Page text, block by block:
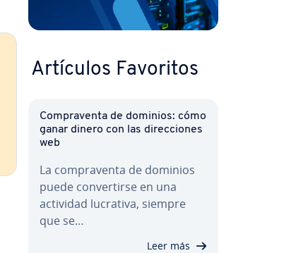
Artículos Favoritos
Co­m­pra­ve­n­ta de dominios: cómo
ganar dinero con las di­re­c­cio­nes
web
La co­m­pra­ve­n­ta de dominios
puede co­n­ve­r­ti­r­se en una
actividad lucrativa, siempre
que se…
Leer más